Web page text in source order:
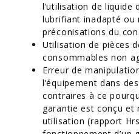
l’utilisation de liquide
lubrifiant inadapté ou
préconisations du
Utilisation de pièces
consommables non
Erreur de
l’équipement dans
contraires à ce
garantie est conçu
utilisation (rapport